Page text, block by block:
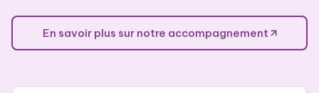
En savoir plus sur notre accompagnement